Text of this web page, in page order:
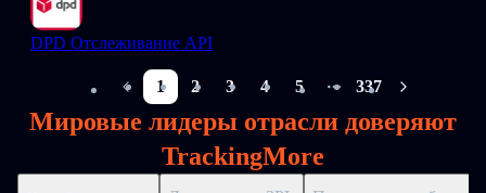
DPD Отслеживание API
1 2 3 4 5
More pages
337
Мировые лидеры отрасли доверяют
TrackingMore